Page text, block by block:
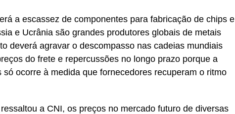
a escassez de componentes para fabricação de chips e
e Ucrânia são grandes produtores globais de metais
deverá agravar o descompasso nas cadeias mundiais
do frete e repercussões no longo prazo porque a
ocorre à medida que fornecedores recuperam o ritmo
a CNI, os preços no mercado futuro de diversas